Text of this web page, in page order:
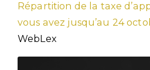
Répartition de la taxe
vous avez jusqu’au 24
WebLex